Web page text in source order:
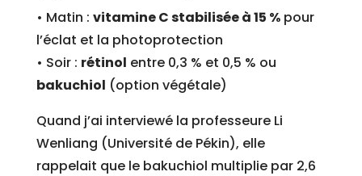
• Matin : vitamine C stabilisée à 15 %pour
l’éclat et la photoprotection
• Soir : rétinol entre 0,3 % et 0,5 % ou
bakuchiol (option végétale)
Quand j’ai interviewé la professeure Li
Wenliang (Université de Pékin), elle
rappelait que le bakuchiol multiplie par 2,6